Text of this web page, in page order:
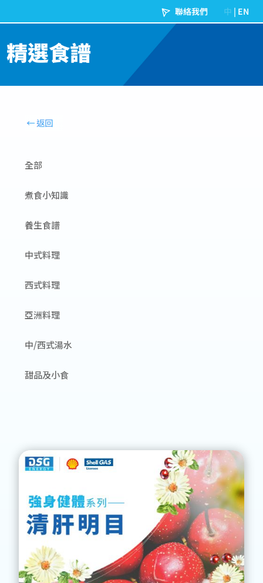
精選食譜
全部
煮食小知識
養生食譜
中式料理
西式料理
亞洲料理
中/西式湯水
甜品及小食